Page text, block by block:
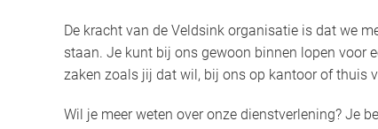
De kracht van de Veldsink organisatie is dat we
staan. Je kunt bij ons gewoon binnen lopen voor
zaken zoals jij dat wil, bij ons op kantoor of thuis
Wil je meer weten over onze dienstverlening? Je